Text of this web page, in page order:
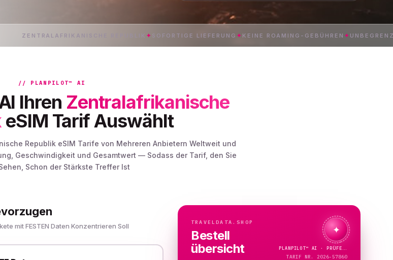
REPUBLIK SOFORTIGE LIEFERUNG ✦KEINE ROAMING-GEBÜHREN✦UNBEGRENZTE 5G
// PLANPILOT™ AI
Ihren Zentralafrikanische
eSIM Tarif Auswählt
Republik eSIM Tarife von Mehreren Anbietern Weltweit und
Geschwindigkeit und Gesamtwert — Sodass der Tarif, den Sie
Schon der Stärkste Treffer Ist
mit FESTEN Daten Konzentrieren Soll TRAVELDATA.SHOP
Bestell
übersicht
✦
PLANPILOT™ AI ·
TARIF NR. 2026-57860